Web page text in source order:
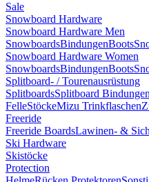
Sale
Snowboard Hardware
Snowboard Hardware Men
SnowboardsBindungenBoots
Snowboard Hardware Women
SnowboardsBindungenBoots
Splitboard- / Tourenausrüstung
SplitboardsSplitboard Bindungen
FelleStöckeMizu Trinkflaschen
Freeride
Freeride BoardsLawinen- &
Ski Hardware
Skistöcke
Protection